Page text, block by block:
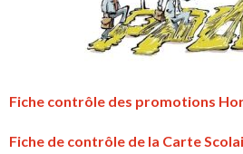
Fiche contrôle des promotions
Fiche de contrôle de la Carte